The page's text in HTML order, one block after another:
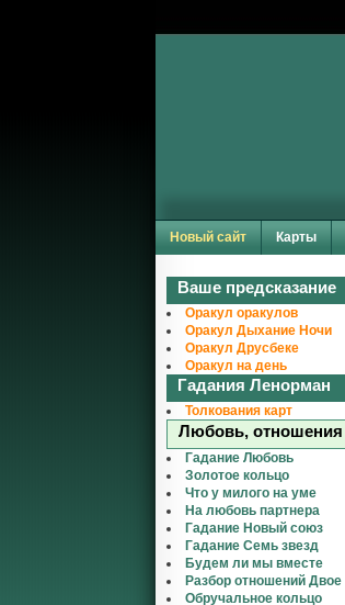
Новый сайт Карты
Ваше предсказание
Оракул оракулов
Оракул Дыхание Ночи
Оракул Друсбеке
Оракул на день
Гадания Ленорман
Толкования карт
Любовь, отношения
Гадание Любовь
Золотое кольцо
Что у милого на уме
На любовь партнера
Гадание Новый союз
Гадание Семь звезд
Будем ли мы вместе
Разбор отношений Двое
Обручальное кольцо